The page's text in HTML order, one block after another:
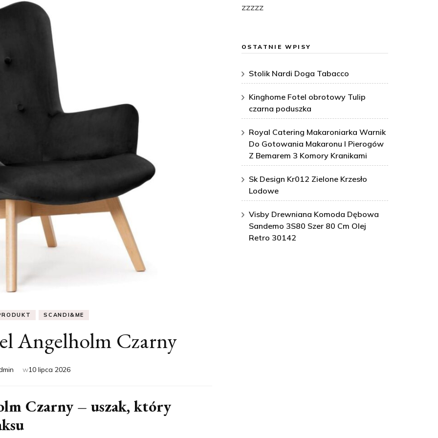
SCANDI&ME
Angelholm Czarny
w10 lipca 2026
Czarny – uszak, który
zzzzz
OSTATNIE WPISY
Stolik Nardi Doga Tabacco
Kinghome Fotel obrotowy Tulip
czarna poduszka
Royal Catering Makaroniarka Warnik
Do Gotowania Makaronu I Pierogów
Z Bemarem 3 Komory Kranikami
Sk Design Kr012 Zielone Krzesło
Lodowe
Visby Drewniana Komoda Dębowa
Sandemo 3S80 Szer 80 Cm Olej
Retro 30142